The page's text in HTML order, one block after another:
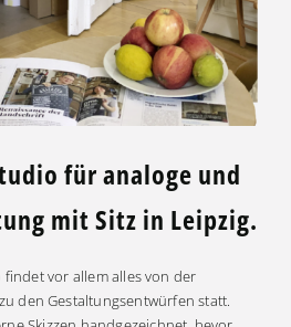
für analoge und
mit Sitz in Leipzig.
findet vor allem alles von der
den Gestaltungsentwürfen statt.